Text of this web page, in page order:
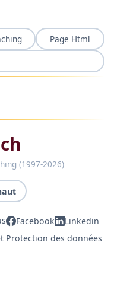
Page Html
(1997-2026)
Facebook
Linkedin
Protection des données